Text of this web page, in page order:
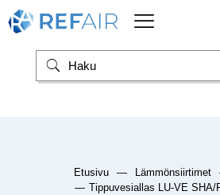
Etusivu — Lämmönsiirtimet
— Tippuvesiallas LU-VE SHA/